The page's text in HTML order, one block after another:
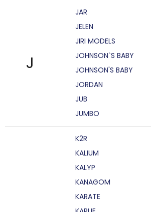
J
JAR
JELEN
JIRI MODELS
JOHNSON`S BABY
JOHNSON'S BABY
JORDAN
JUB
JUMBO
K2R
KALIUM
KALYP
KANAGOM
KARATE